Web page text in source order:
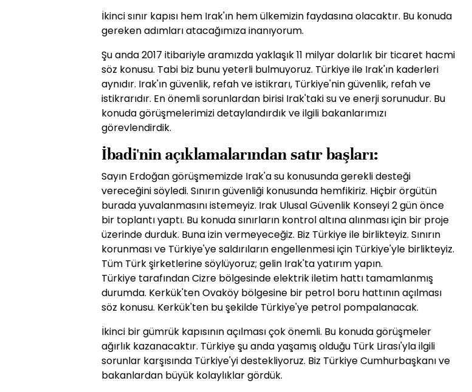
İkinci sınır kapısı hem Irak'ın hem ülkemizin faydasına olacaktır. Bu konuda
gereken adımları atacağımıza inanıyorum.
Şu anda 2017 itibariyle aramızda yaklaşık 11 milyar dolarlık bir ticaret hacmi
söz konusu. Tabi biz bunu yeterli bulmuyoruz. Türkiye ile Irak'ın kaderleri
aynıdır. Irak'ın güvenlik, refah ve istikrarı, Türkiye'nin güvenlik, refah ve
istikrarıdır. En önemli sorunlardan birisi Irak'taki su ve enerji sorunudur. Bu
konuda görüşmelerimizi detaylandırdık ve ilgili bakanlarımızı
görevlendirdik.
İbadi'nin açıklamalarından satır başları:
Sayın Erdoğan görüşmemizde Irak'a su konusunda gerekli desteği
vereceğini söyledi. Sınırın güvenliği konusunda hemfikiriz. Hiçbir örgütün
burada yuvalanmasını istemeyiz. Irak Ulusal Güvenlik Konseyi 2 gün önce
bir toplantı yaptı. Bu konuda sınırların kontrol altına alınması için bir proje
üzerinde durduk. Buna izin vermeyeceğiz. Biz Türkiye ile birlikteyiz. Sınırın
korunması ve Türkiye'ye saldırıların engellenmesi için Türkiye'yle birlikteyiz.
Tüm Türk şirketlerine söylüyoruz; gelin Irak'ta yatırım yapın.
Türkiye tarafından Cizre bölgesinde elektrik iletim hattı tamamlanmış
durumda. Kerkük'ten Ovaköy bölgesine bir petrol boru hattının açılması
söz konusu. Kerkük'ten bu şekilde Türkiye'ye petrol pompalanacak.
İkinci bir gümrük kapısının açılması çok önemli. Bu konuda görüşmeler
ağırlık kazanacaktır. Türkiye şu anda yaşamış olduğu Türk Lirası'yla ilgili
sorunlar karşısında Türkiye'yi destekliyoruz. Biz Türkiye Cumhurbaşkanı ve
bakanlardan büyük kolaylıklar gördük.